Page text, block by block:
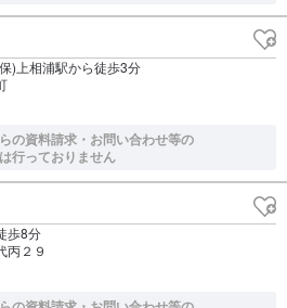
)上相浦駅から徒歩3分
の資料請求・お問い合わせ等の
行っておりません
歩8分
丙２９